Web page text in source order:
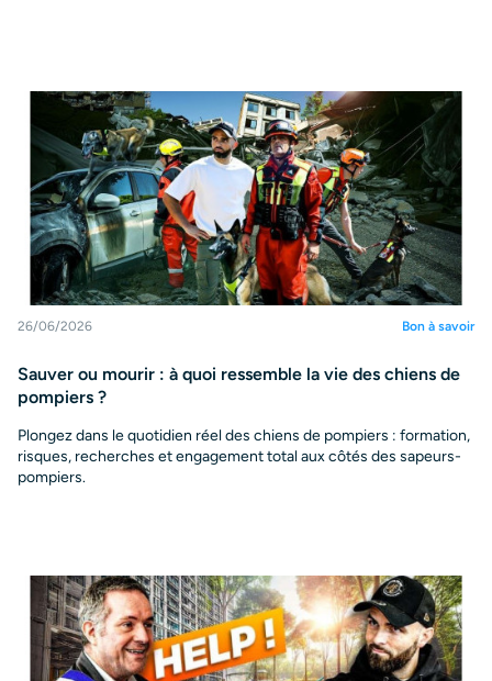
26/06/2026 Bon à savoir
Sauver ou mourir : à quoi ressemble la vie des chiens de
pompiers ?
Plongez dans le quotidien réel des chiens de pompiers : formation,
risques, recherches et engagement total aux côtés des sapeurs-
pompiers.